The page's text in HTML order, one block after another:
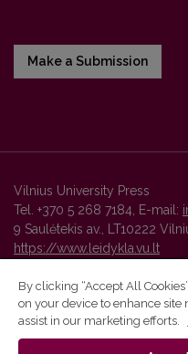
Make a Submission
Vilnius University Press
Tel. +370 5 268 7184, E-mail:
9 Saulėtekis av., LT10222
https://www.leidykla.vu.lt
Vilnius University Press
By clicking “Accept All
on your device to enhance site
assist in our marketing efforts.